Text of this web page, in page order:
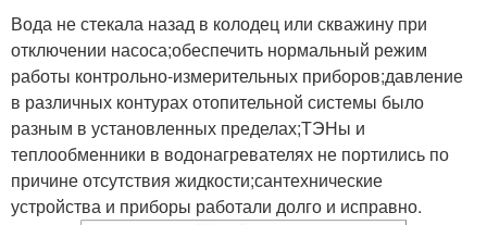
Клапан на схеме Клапан на воду
Вода не стекала назад в колодец или скважину при
отключении насоса;обеспечить нормальный режим
работы контрольно-измерительных приборов;давление
в различных контурах отопительной системы было
разным в установленных пределах;ТЭНы и
теплообменники в водонагревателях не портились по
причине отсутствия жидкости;сантехнические
устройства и приборы работали долго и исправно.